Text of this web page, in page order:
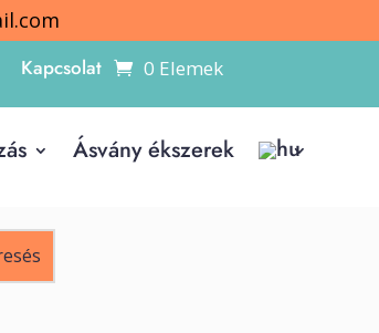
Kapcsolat 0 Elemek
Ásvány ékszerek